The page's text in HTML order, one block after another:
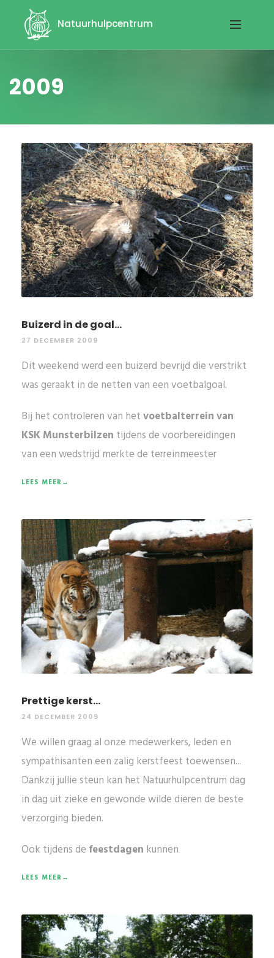
Natuurhulpcentrum
2009
Buizerd in de goal...
27 DECEMBER 2009
Dit weekend werd een buizerd bevrijd die verstrikt
was geraakt in de netten van een voetbalgoal.
Bij het controleren van hetvoetbalterrein van
KSK Munsterbilzen tijdens de voorbereidingen
van een wedstrijd merkte de terreinmeester
LEES MEER→
Prettige kerst...
24 DECEMBER 2009
We willen graag al onze medewerkers, leden en
sympathisanten een zalig kerstfeest toewensen...
Dankzij jullie steun kan het Natuurhulpcentrum dag
in dag uit zieke en gewonde wilde dieren de beste
verzorging bieden.
Ook tijdens de feestdagen kunnen
LEES MEER→